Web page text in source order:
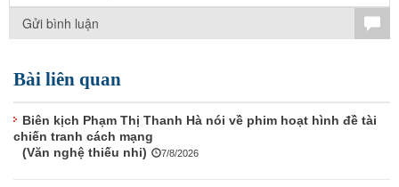
Gửi bình luận
Bài liên quan
Biên kịch Phạm Thị Thanh Hà nói về phim hoạt hình đề tài
chiến tranh cách mạng
(Văn nghệ thiếu nhi)
7/8/2026